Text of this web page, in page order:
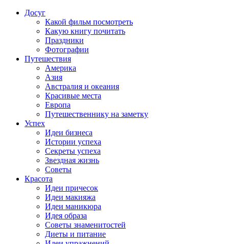
Досуг
Какой фильм посмотреть
Какую книгу почитать
Праздники
Фотографии
Путешествия
Америка
Азия
Австралия и океания
Красивые места
Европа
Путешественнику на заметку
Успех
Идеи бизнеса
Истории успеха
Секреты успеха
Звездная жизнь
Советы
Красота
Идеи причесок
Идеи макияжа
Идеи маникюра
Идея образа
Советы знаменитостей
Диеты и питание